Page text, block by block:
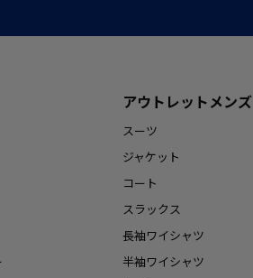
アウトレットメンズ
スーツ
ジャケット
コート
スラックス
長袖ワイシャツ
半袖ワイシャツ